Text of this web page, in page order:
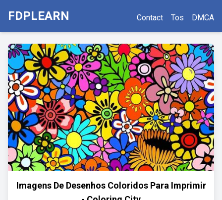
FDPLEARN Contact Tos DMCA
Imagens De Desenhos Coloridos Para Imprimir